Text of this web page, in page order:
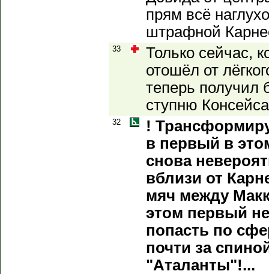
прям всё
штрафной
33
Только сейчас,
отошёл от
теперь получил
ступню
32
!
в первый в
снова
вблизи от
мяч между
этом первый
попасть по
почти за
"Аталанты"!...